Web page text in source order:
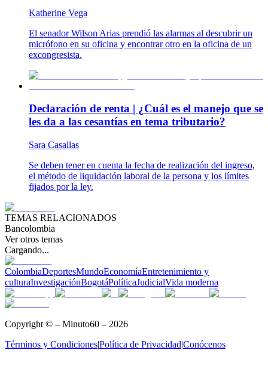
Katherine Vega
El senador Wilson Arias prendió las alarmas al descubrir un
micrófono en su oficina y encontrar otro en la oficina de un
excongresista.
Declaración de renta | ¿Cuál es el manejo que se
les da a las cesantías en tema tributario?
Sara Casallas
Se deben tener en cuenta la fecha de realización del ingreso,
el método de liquidación laboral de la persona y los límites
fijados por la ley.
TEMAS RELACIONADOS
Bancolombia
Ver otros temas
Cargando...
ColombiaDeportesMundoEconomíaEntretenimiento y
culturaInvestigaciónBogotáPolíticaJudicialVida moderna
Copyright © – Minuto60 – 2026
Términos y Condiciones|Política de Privacidad|Conócenos